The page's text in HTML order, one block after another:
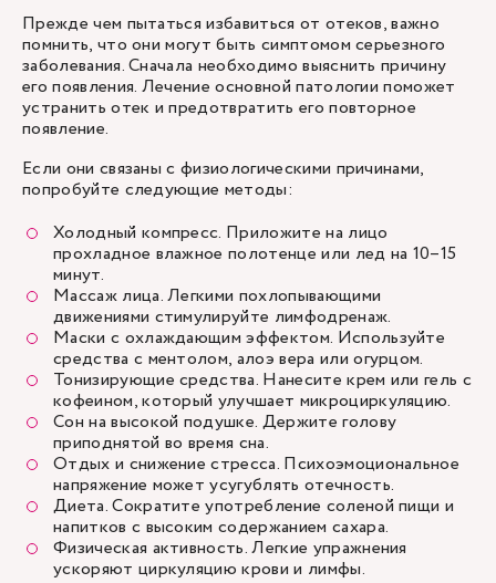
Прежде чем пытаться избавиться от отеков, важно
помнить, что они могут быть симптомом серьезного
заболевания. Сначала необходимо выяснить причину
его появления. Лечение основной патологии поможет
устранить отек и предотвратить его повторное
появление.
Если они связаны с физиологическими причинами,
попробуйте следующие методы:
Холодный компресс. Приложите на лицо
прохладное влажное полотенце или лед на 10–15
минут.
Массаж лица. Легкими похлопывающими
движениями стимулируйте лимфодренаж.
Маски с охлаждающим эффектом. Используйте
средства с ментолом, алоэ вера или огурцом.
Тонизирующие средства. Нанесите крем или гель с
кофеином, который улучшает микроциркуляцию.
Сон на высокой подушке. Держите голову
приподнятой во время сна.
Отдых и снижение стресса. Психоэмоциональное
напряжение может усугублять отечность.
Диета. Сократите употребление соленой пищи и
напитков с высоким содержанием сахара.
Физическая активность. Легкие упражнения
ускоряют циркуляцию крови и лимфы.